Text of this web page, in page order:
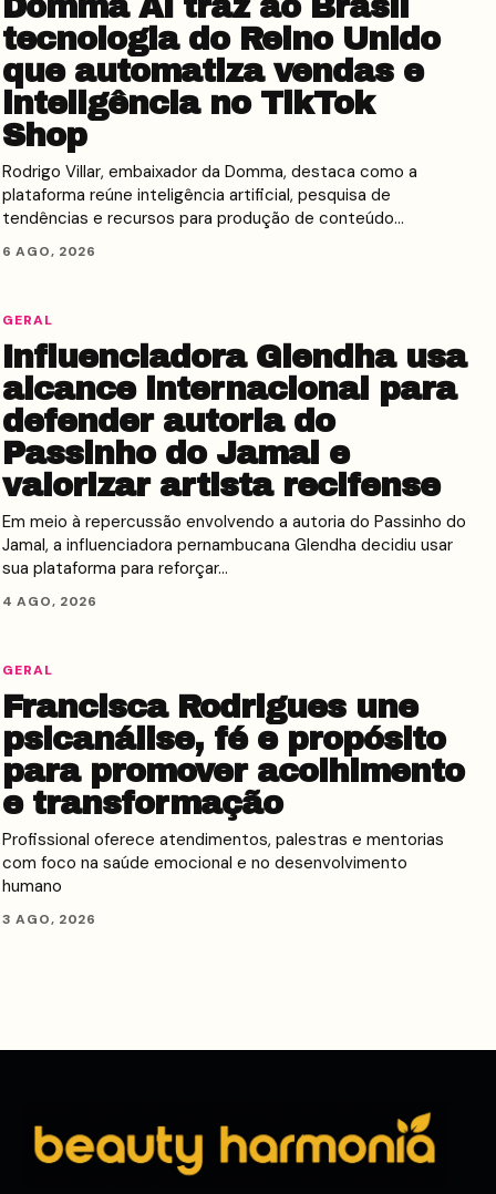
Domma AI traz ao Brasil
tecnologia do Reino Unido
que automatiza vendas e
inteligência no TikTok
Shop
Rodrigo Villar, embaixador da Domma, destaca como a
plataforma reúne inteligência artificial, pesquisa de
tendências e recursos para produção de conteúdo…
6 AGO, 2026
GERAL
Influenciadora Glendha usa
alcance internacional para
defender autoria do
Passinho do Jamal e
valorizar artista recifense
Em meio à repercussão envolvendo a autoria do Passinho do
Jamal, a influenciadora pernambucana Glendha decidiu usar
sua plataforma para reforçar…
4 AGO, 2026
GERAL
Francisca Rodrigues une
psicanálise, fé e propósito
para promover acolhimento
e transformação
Profissional oferece atendimentos, palestras e mentorias
com foco na saúde emocional e no desenvolvimento
humano
3 AGO, 2026